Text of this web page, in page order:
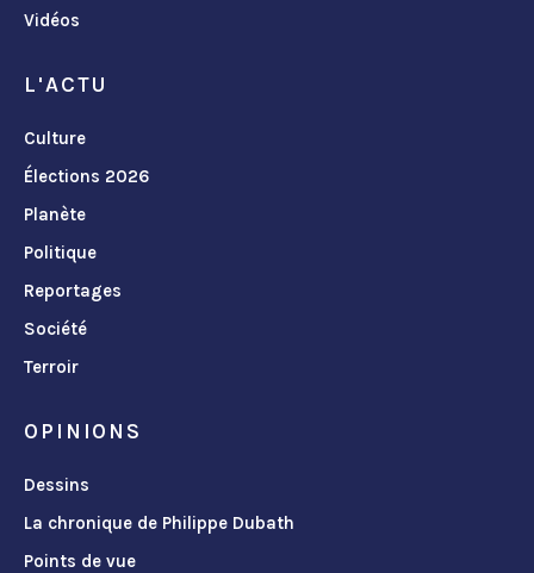
Vidéos
L'ACTU
Culture
Élections 2026
Planète
Politique
Reportages
Société
Terroir
OPINIONS
Dessins
La chronique de Philippe Dubath
Points de vue